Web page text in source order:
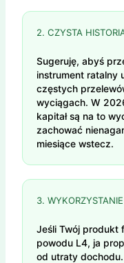
2. CZYSTA
Sugeruję, abyś
instrument ratalny
częstych
wyciągach. W
kapitał są na to
zachować
miesiące wstecz.
3.
Jeśli Twój produkt
powodu L4, ja
od utraty